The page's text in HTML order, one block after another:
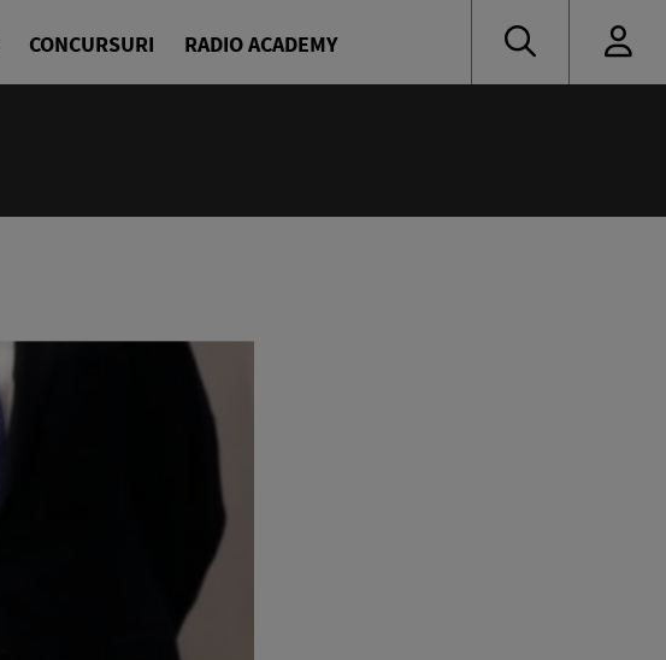
CONCURSURI RADIO ACADEMY